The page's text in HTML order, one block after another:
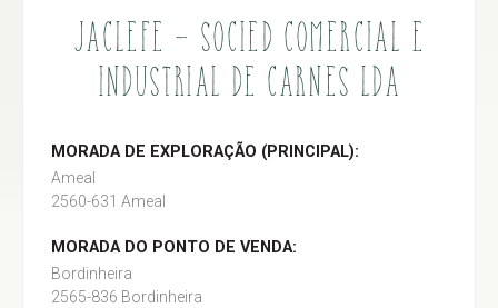
JACLEFE - SOCIED COMERCIAL E
INDUSTRIAL DE CARNES LDA
MORADA DE EXPLORAÇÃO (PRINCIPAL):
Ameal
2560-631 Ameal
MORADA DO PONTO DE VENDA:
Bordinheira
2565-836 Bordinheira